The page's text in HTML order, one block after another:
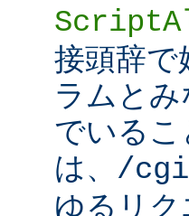
接頭辞で
ラムと
でいる
は、 /
ゆるリ